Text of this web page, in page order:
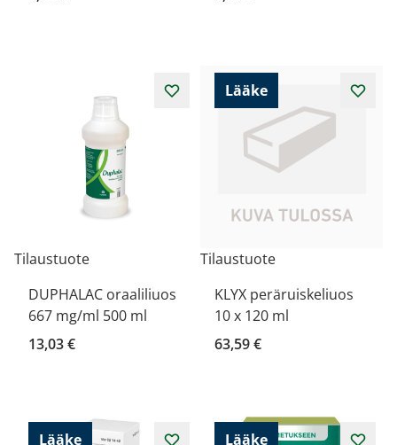
Tilaustuote
DUPHALAC oraaliliuos
667 mg/ml 500 ml
13,03 €
Lääke
Tilaustuote
KLYX peräruiskeliuos
10 x 120 ml
63,59 €
Lääke Lääke